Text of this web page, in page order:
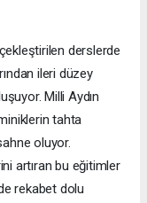
derslerde
ileri düzey
Milli Aydın
tahta
oluyor.
artıran bu eğitimler
rekabet dolu